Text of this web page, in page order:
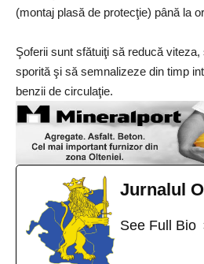
(montaj plasă de protecţie) până la
Şoferii sunt sfătuiţi să reducă
sporită şi să semnalizeze din timp
benzii de circulaţie.
Jurnalul
See Full Bio